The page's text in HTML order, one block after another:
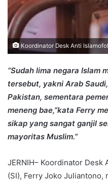
Koordinator Desk Anti
“Sudah lima negara Islam
tersebut, yakni Arab
Pakistan, sementara
meneng bae,”kata Ferry
sikap yang sangat ganjil
mayoritas Muslim.”
JERNIH– Koordinator Desk
(SI), Ferry Joko Juliantono,